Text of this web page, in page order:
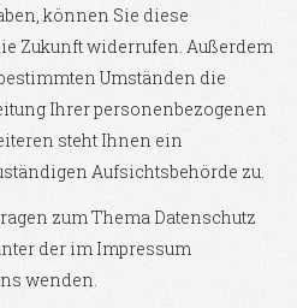
können Sie diese
Zukunft widerrufen. Außerdem
Umständen die
Ihrer personenbezogenen
steht Ihnen ein
Aufsichtsbehörde zu.
zum Thema Datenschutz
der im Impressum
wenden.